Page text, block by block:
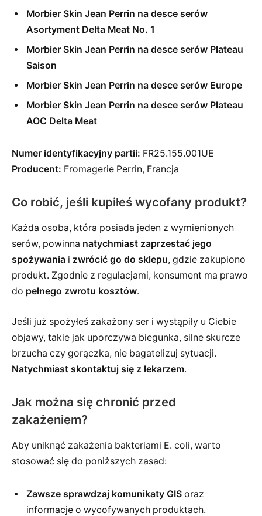
Morbier Skin Jean Perrin na desce serów
Asortyment Delta Meat No. 1
Morbier Skin Jean Perrin na desce serów Plateau
Saison
Morbier Skin Jean Perrin na desce serów Europe
Morbier Skin Jean Perrin na desce serów Plateau
AOC Delta Meat
Numer identyfikacyjny partii: FR25.155.001UE
Producent: Fromagerie Perrin, Francja
Co robić, jeśli kupiłeś wycofany produkt?
Każda osoba, która posiada jeden z wymienionych
serów, powinna natychmiast zaprzestać jego
spożywania i zwrócić go do sklepu, gdzie zakupiono
produkt. Zgodnie z regulacjami, konsument ma prawo
do pełnego zwrotu kosztów.
Jeśli już spożyłeś zakażony ser i wystąpiły u Ciebie
objawy, takie jak uporczywa biegunka, silne skurcze
brzucha czy gorączka, nie bagatelizuj sytuacji.
Natychmiast skontaktuj się z lekarzem.
Jak można się chronić przed
zakażeniem?
Aby uniknąć zakażenia bakteriami E. coli, warto
stosować się do poniższych zasad:
Zawsze sprawdzaj komunikaty GIS oraz
informacje o wycofywanych produktach.